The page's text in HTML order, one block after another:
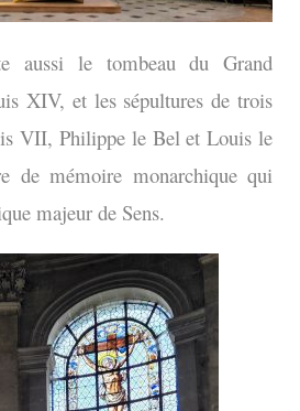
aussi le tombeau du Grand
XIV, et les sépultures de trois
VII, Philippe le Bel et Louis le
de mémoire monarchique qui
majeur de Sens.